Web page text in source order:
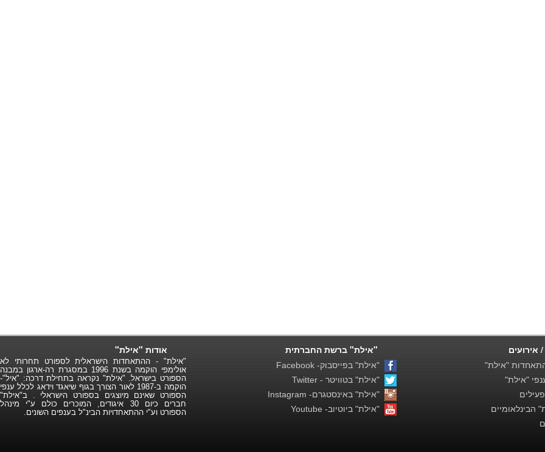
אודות "אילת"
"אילת" - ההתאחדות הישראלית לספורט תחרותי לא
אולימפי הוקמה בשנת 1996 במסגרת רה-ארגון במבנה
הספורט בישראל. "אילת" נקראה בתחילת דרכה: "איל"-
הוקמה ב-1987 לאור הצורך בגוף שיאגד וידאג לכלל ענפי
הספורט שאינם מיוצגים בספורט הישראלי . ב"אילת"
חברים כיום 30 איגודים, המוכרים כולם ע"י מינהל
הספורט וע"י ההתאחדויות הבינ"ל בענפים השונים.
"אילת" ברשת החברתית
"אילת" בפייסבוק- Facebook
"אילת" בטוויטר - Twitter
"אילת" באינסטגרם- Instagram
"אילת" ביוטיוב- Youtube
אירועים
"אילת"
"אילת"